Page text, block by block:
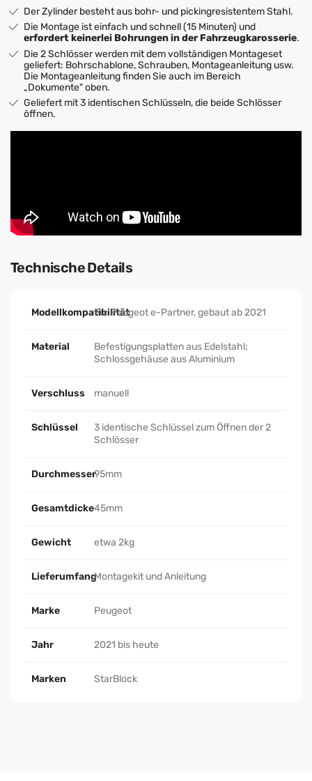
Der Zylinder besteht aus bohr- und pickingresistentem Stahl.
Die Montage ist einfach und schnell (15 Minuten) und
erfordert keinerlei Bohrungen in der Fahrzeugkarosserie.
Die 2 Schlösser werden mit dem vollständigen Montageset
geliefert: Bohrschablone, Schrauben, Montageanleitung usw.
Die Montageanleitung finden Sie auch im Bereich
„Dokumente" oben.
Geliefert mit 3 identischen Schlüsseln, die beide Schlösser
öffnen.
Technische Details
ModellkompatibilitätFür Peugeot e-Partner, gebaut ab 2021
Material
Befestigungsplatten aus Edelstahl;
Schlossgehäuse aus Aluminium
Verschluss manuell
Schlüssel
3 identische Schlüssel zum Öffnen der 2
Schlösser
Durchmesser95mm
Gesamtdicke45mm
Gewicht etwa 2kg
LieferumfangMontagekit und Anleitung
Marke Peugeot
Jahr 2021 bis heute
Marken StarBlock